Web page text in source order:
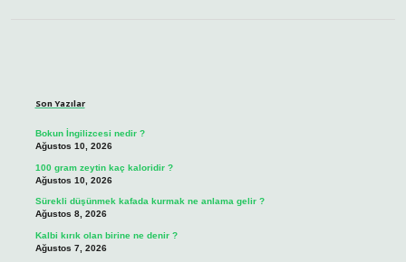
Son Yazılar
Bokun İngilizcesi nedir ?
Ağustos 10, 2026
100 gram zeytin kaç kaloridir ?
Ağustos 10, 2026
Sürekli düşünmek kafada kurmak ne anlama gelir ?
Ağustos 8, 2026
Kalbi kırık olan birine ne denir ?
Ağustos 7, 2026